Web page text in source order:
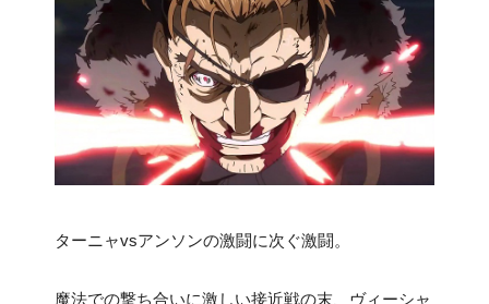
ターニャvsアンソンの激闘に次ぐ激闘。
魔法での撃ち合いに激しい接近戦の末、ヴィーシャ